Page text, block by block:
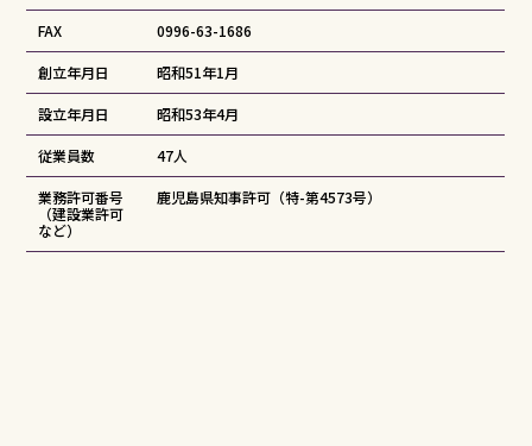
FAX 0996-63-1686
創立年月日 昭和51年1月
設立年月日 昭和53年4月
従業員数 47人
業務許可番号
（建設業許可
など）
鹿児島県知事許可（特-第4573号）